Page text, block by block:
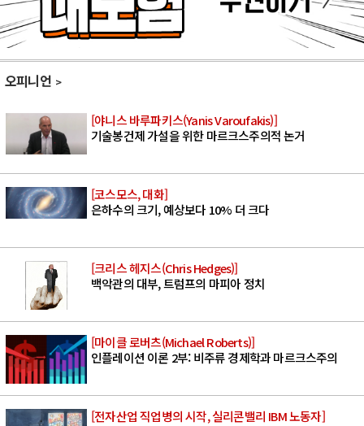
오피니언
[야니스 바루파키스(Yanis Varoufakis)]
기술봉건제 가설을 위한 마르크스주의적 논거
[코스모스, 대화]
은하수의 크기, 예상보다 10% 더 크다
[크리스 헤지스(Chris Hedges)]
백악관의 대부, 트럼프의 마피아 정치
[마이클 로버츠(Michael Roberts)]
인플레이션 이론 2부: 비주류 경제학과 마르크스주의
[전자산업 직업병의 시작, 실리콘밸리 IBM 노동자]